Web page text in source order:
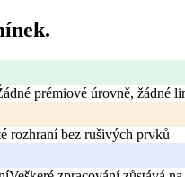
prémiové úrovně, žádné
rozhraní bez rušivých prvků